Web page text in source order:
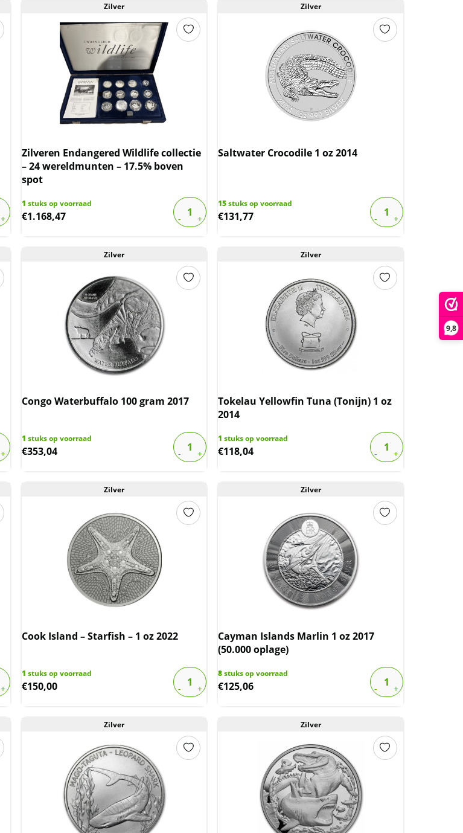
9,8
Zilver
Zilveren Endangered Wildlife collectie
– 24 wereldmunten – 17.5% boven
spot
1 stuks op voorraad
€1.168,47
Zilver
Saltwater Crocodile 1 oz 2014
15stuks op voorraad
€131,77
Zilver
Congo Waterbuffalo 100 gram 2017
1 stuks op voorraad
€353,04
Zilver
Tokelau Yellowfin Tuna (Tonijn) 1 oz
2014
1 stuks op voorraad
€118,04
Zilver
Cook Island – Starfish – 1 oz 2022
1 stuks op voorraad
€150,00
Zilver
Cayman Islands Marlin 1 oz 2017
(50.000 oplage)
8stuks op voorraad
€125,06
Zilver Zilver